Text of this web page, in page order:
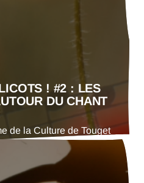
lycéens en option arts
au cœur de la
! #2 : LES
DU CHANT
de la Culture de Touget
de « Chantez
dédiée au chant choral
Ce projet